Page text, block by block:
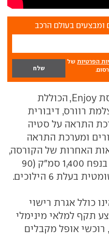
ומבצעים בעולם הרכב
הפרטיות של
מדובר באופל קורסה בגרסת Enjoy, הכוללת
רוורס, דיבורית
התראה על סטיה
ומערכת התראה
האחרות של הקורסה,
גם זו מצוידת במנוע בנזין בנפח 1,400 סמ"ק (90
6 הילוכים.
כולל אגרת רישוי
תקף למלאי מינימלי
רוכשי אופל מקבלים